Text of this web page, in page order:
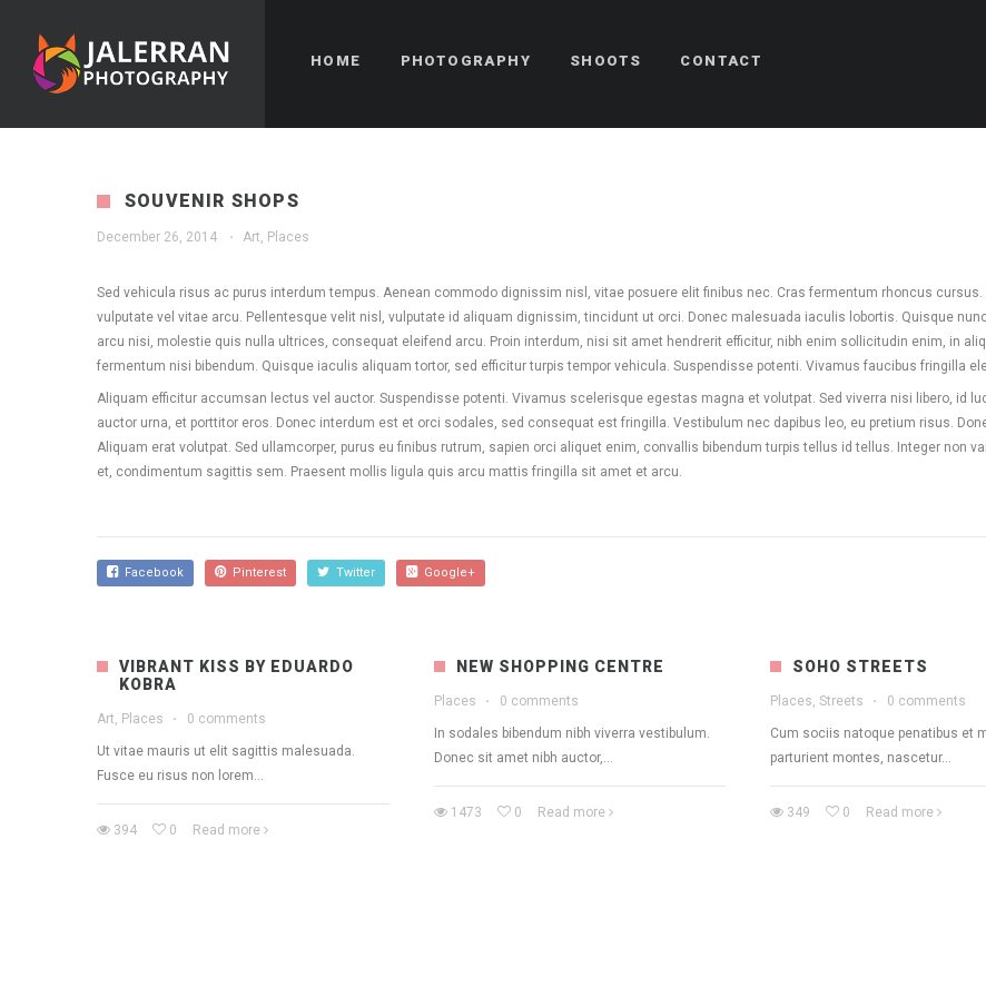
HOME PHOTOGRAPHY SHOOTS CONTACT
SOUVENIR SHOPS
December 26, 2014 · Art, Places
Sed vehicula risus ac purus interdum tempus. Aenean commodo dignissim nisl, vitae posuere elit finibus nec. Cras fermentum rhoncus
vulputate vel vitae arcu. Pellentesque velit nisl, vulputate id aliquam dignissim, tincidunt ut orci. Donec malesuada iaculis lobortis. Quisque
arcu nisi, molestie quis nulla ultrices, consequat eleifend arcu. Proin interdum, nisi sit amet hendrerit efficitur, nibh enim sollicitudin enim, in
fermentum nisi bibendum. Quisque iaculis aliquam tortor, sed efficitur turpis tempor vehicula. Suspendisse potenti. Vivamus faucibus fringilla
Aliquam efficitur accumsan lectus vel auctor. Suspendisse potenti. Vivamus scelerisque egestas magna et volutpat. Sed viverra nisi libero, id
auctor urna, et porttitor eros. Donec interdum est et orci sodales, sed consequat est fringilla. Vestibulum nec dapibus leo, eu pretium risus.
Aliquam erat volutpat. Sed ullamcorper, purus eu finibus rutrum, sapien orci aliquet enim, convallis bibendum turpis tellus id tellus. Integer non
et, condimentum sagittis sem. Praesent mollis ligula quis arcu mattis fringilla sit amet et arcu.
Facebook Pinterest Twitter Google+
VIBRANT KISS BY EDUARDO
KOBRA
Art, Places · 0 comments
Ut vitae mauris ut elit sagittis malesuada.
Fusce eu risus non lorem...
394 0 Read more
NEW SHOPPING CENTRE
Places · 0 comments
In sodales bibendum nibh viverra vestibulum.
Donec sit amet nibh auctor,...
1473 0 Read more
SOHO STREETS
Places, Streets · 0 comments
Cum sociis natoque penatibus et
parturient montes, nascetur...
349 0 Read more